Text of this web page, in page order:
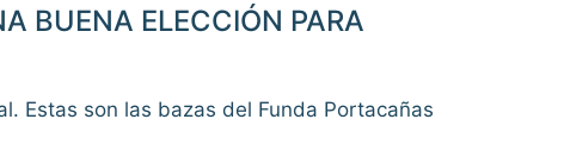
BUENA ELECCIÓN PARA
Estas son las bazas del Funda Portacañas